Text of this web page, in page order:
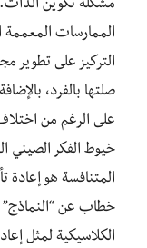
مشكلة تكوين
الممارسات
التركيز على تطوير
صلتها بالفرد،
على الرغم من
خيوط الفكر الصيني
المتنافسة هو إعادة
الكلاسيكية لمثل